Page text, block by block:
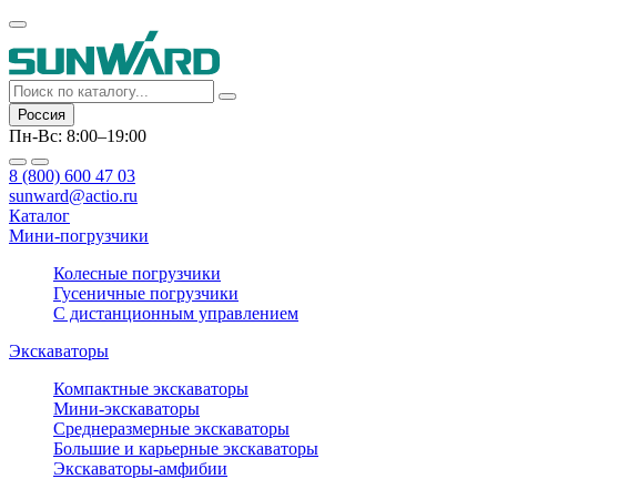
Россия
Пн-Вс: 8:00–19:00
8 (800) 600 47 03
sunward@actio.ru
Каталог
Мини-погрузчики
Колесные погрузчики
Гусеничные погрузчики
С дистанционным управлением
Экскаваторы
Компактные экскаваторы
Мини-экскаваторы
Среднеразмерные экскаваторы
Большие и карьерные экскаваторы
Экскаваторы-амфибии